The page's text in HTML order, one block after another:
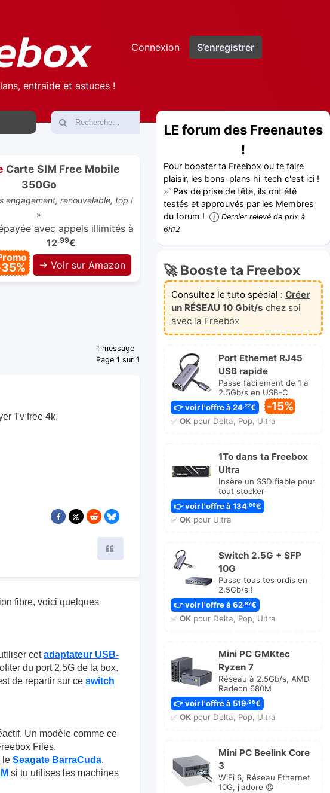
Connexion S’enregistrer
entraide et astuces !
Carte SIM Free Mobile
350Go
engagement, renouvelable, top !
»
avec appels illimités à
12,99€
→ Voir sur Amazon
1 message
Page1 sur1
Tv free 4k.
fibre, voici quelques
cetadaptateur USB-
du port 2,5G de la box.
de repartir sur ce switch
Un modèle comme ce
Files.
le Seagate BarraCuda.
si tu utilises les machines
LE forum des Freenautes
!
Pour booster ta Freebox ou te faire
plaisir, les bons-plans hi-tech c'est ici !
✅ Pas de prise de tête, ils ont été
testés et approuvés par les Membres
du forum !
Dernier relevé de prix à
6h12
🚀 Booste ta Freebox
Consultez le tuto spécial : Créer
un RÉSEAU 10 Gbit/s chez soi
avec la Freebox
Port Ethernet RJ45
USB rapide
Passe facilement de 1 à
2.5Gb/s en USB-C
👉 voir l'offre à 24,22€ -15%
✅ OKpour Delta, Pop, Ultra
1To dans ta Freebox
Ultra
Insère un SSD fiable pour
tout stocker
👉 voir l'offre à 134 ,99€
✅ OKpour Ultra
Switch 2.5G + SFP
10G
Passe tous tes ordis en
2.5Gb/s !
👉 voir l'offre à 62,82€
✅ OKpour Delta, Pop, Ultra
Mini PC GMKtec
Ryzen 7
Réseau à 2.5Gb/s, AMD
Radeon 680M
👉 voir l'offre à 519,96€
✅ OKpour Delta, Pop, Ultra
Mini PC Beelink Core
3
WiFi 6, Réseau Ethernet
10G, j'adore 😍